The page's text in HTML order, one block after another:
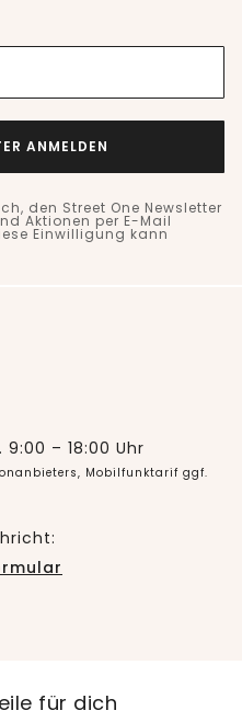
ANMELDEN
den Street One Newsletter
Aktionen per E-Mail
Einwilligung kann
9:00 – 18:00 Uhr
Mobilfunktarif ggf.
für dich